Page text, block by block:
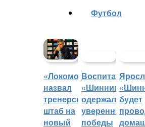
«Локомотив»
назвал
тренерский
штаб на
новый
Футбол
Воспитанники
«Шинника»
одержали
уверенные
победы
будет